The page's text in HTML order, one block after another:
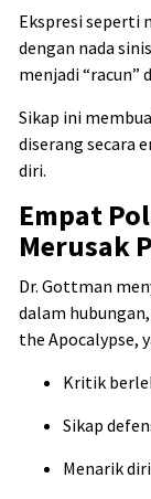
Ekspresi seperti
dengan nada
menjadi “racun”
Sikap ini
diserang secara
diri.
Empat
Merusak
Dr. Gottman
dalam
the Apocalypse,
Kritik
Sikap
Menarik